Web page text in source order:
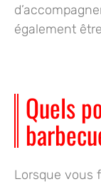
également
Quels
Lorsque vous